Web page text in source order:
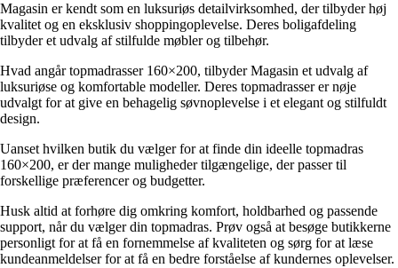
Magasin er kendt som en luksuriøs detailvirksomhed, der tilbyder høj
kvalitet og en eksklusiv shoppingoplevelse. Deres boligafdeling
tilbyder et udvalg af stilfulde møbler og tilbehør.
Hvad angår topmadrasser 160×200, tilbyder Magasin et udvalg af
luksuriøse og komfortable modeller. Deres topmadrasser er nøje
udvalgt for at give en behagelig søvnoplevelse i et elegant og stilfuldt
design.
Uanset hvilken butik du vælger for at finde din ideelle topmadras
160×200, er der mange muligheder tilgængelige, der passer til
forskellige præferencer og budgetter.
Husk altid at forhøre dig omkring komfort, holdbarhed og passende
support, når du vælger din topmadras. Prøv også at besøge butikkerne
personligt for at få en fornemmelse af kvaliteten og sørg for at læse
kundeanmeldelser for at få en bedre forståelse af kundernes oplevelser.